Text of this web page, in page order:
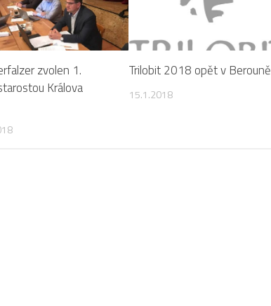
zvolen 1.
Králova
Trilobit 2018 opět v Berouně
15.1.2018